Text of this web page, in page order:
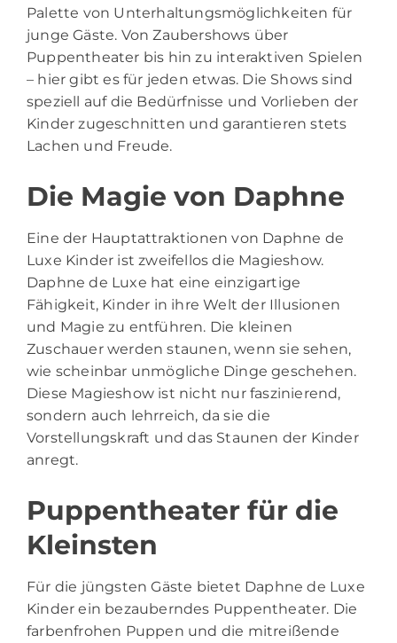
Palette von Unterhaltungsmöglichkeiten für
junge Gäste. Von Zaubershows über
Puppentheater bis hin zu interaktiven Spielen
– hier gibt es für jeden etwas. Die Shows sind
speziell auf die Bedürfnisse und Vorlieben der
Kinder zugeschnitten und garantieren stets
Lachen und Freude.
Die Magie von Daphne
Eine der Hauptattraktionen von Daphne de
Luxe Kinder ist zweifellos die Magieshow.
Daphne de Luxe hat eine einzigartige
Fähigkeit, Kinder in ihre Welt der Illusionen
und Magie zu entführen. Die kleinen
Zuschauer werden staunen, wenn sie sehen,
wie scheinbar unmögliche Dinge geschehen.
Diese Magieshow ist nicht nur faszinierend,
sondern auch lehrreich, da sie die
Vorstellungskraft und das Staunen der Kinder
anregt.
Puppentheater für die
Kleinsten
Für die jüngsten Gäste bietet Daphne de Luxe
Kinder ein bezauberndes Puppentheater. Die
farbenfrohen Puppen und die mitreißende